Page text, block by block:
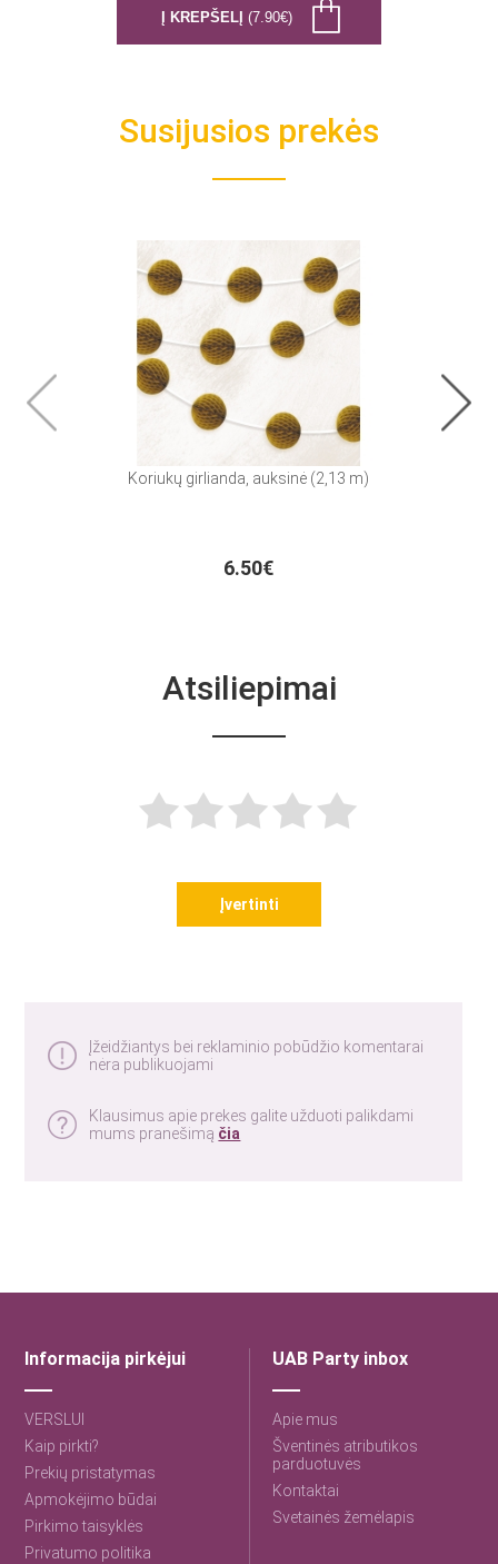
Į KREPŠELĮ (7.90€)
Susijusios prekės
Koriukų girlianda, auksinė (2,13 m)
6.50€
Atsiliepimai
Įvertinti
Įžeidžiantys bei reklaminio pobūdžio komentarai
nėra publikuojami
Klausimus apie prekes galite užduoti palikdami
mums pranešimą čia
Informacija pirkėjui
VERSLUI
Kaip pirkti?
Prekių pristatymas
Apmokėjimo būdai
Pirkimo taisyklės
Privatumo politika
UAB Party inbox
Apie mus
Šventinės atributikos
parduotuvės
Kontaktai
Svetainės žemėlapis